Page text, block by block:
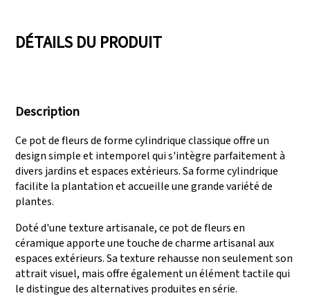
05
production capables
grandes demandes de
production.
TARGET
DÉTAILS DU PRODUIT
Description
Ce pot de fleurs de forme cylindrique classique offre un
design simple et intemporel qui s'intègre parfaitement à
divers jardins et espaces extérieurs. Sa forme cylindrique
facilite la plantation et accueille une grande variété de
plantes.
Doté d'une texture artisanale, ce pot de fleurs en
céramique apporte une touche de charme artisanal aux
espaces extérieurs. Sa texture rehausse non seulement son
attrait visuel, mais offre également un élément tactile qui
le distingue des alternatives produites en série.